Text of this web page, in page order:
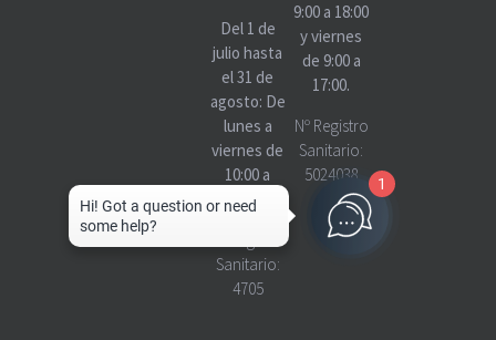
Del 1 de
julio hasta
el 31 de
agosto: De
lunes a
viernes de
10:00 a
18:00
Nº Registro
Sanitario:
4705
9:00 a 18:00
y viernes
de 9:00 a
17:00.
Nº Registro
Sanitario:
5024038
1